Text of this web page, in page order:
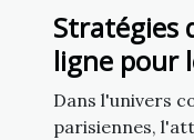
Stratégies
ligne pour
Paris
Dans l'univers
parisiennes,